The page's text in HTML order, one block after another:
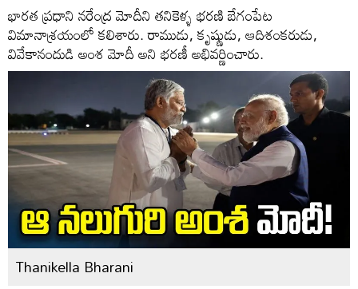
భారత ప్రధాని నరేంద్ర మోదీని తనికెళ్ళ భరణి బేగంపేట
విమానాశ్రయంలో కలిశారు. రాముడు, కృష్ణుడు, ఆదిశంకరుడు,
వివేకానందుడి అంశ మోదీ అని భరణీ అభివర్ణించారు.
Thanikella Bharani